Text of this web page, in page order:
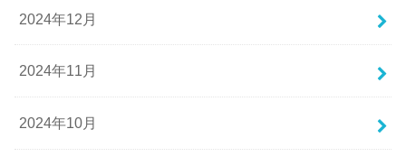
2024年12月
2024年11月
2024年10月